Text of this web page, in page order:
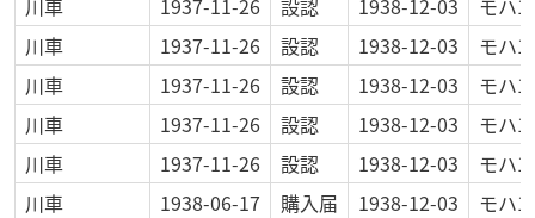
川車 1937-11-26 設認 1938-12-03
モハ
川車
1937-11-26 設認 1938-12-03
モハ
川車
1937-11-26 設認 1938-12-03
モハ
川車
1937-11-26 設認 1938-12-03
モハ
川車
1937-11-26 設認 1938-12-03
モハ
川車
1938-06-17 購入届 1938-12-03
モハ